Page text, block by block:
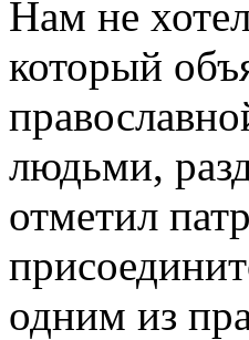
Нам не
который
людьми,
отметил
одним из